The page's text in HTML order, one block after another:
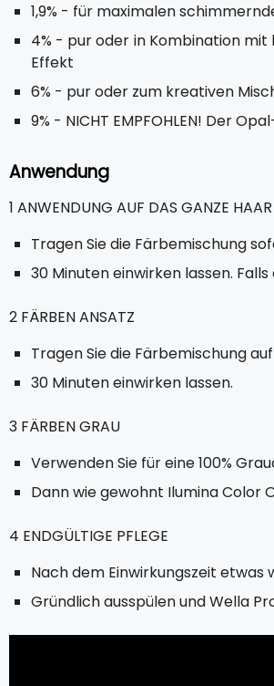
1,9% - für maximalen
4% - pur oder in Kombination mit
Effekt
6% - pur oder zum kreativen
9% - NICHT EMPFOHLEN! Der
Anwendung
1 ANWENDUNG AUF DAS GANZE HAAR
Tragen Sie die Färbemischung
30 Minuten einwirken lassen.
2 FÄRBEN ANSATZ
Tragen Sie die Färbemischung
30 Minuten einwirken lassen.
3 FÄRBEN GRAU
Verwenden Sie für eine 100%
Dann wie gewohnt Ilumina Color
4 ENDGÜLTIGE PFLEGE
Nach dem Einwirkungszeit etwas
Gründlich ausspülen und Wella